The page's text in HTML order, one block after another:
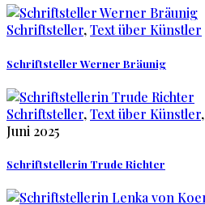
Schriftsteller,Text über Künstler
Schriftsteller Werner Bräunig
Schriftsteller,Text über Künstler,
Juni 2025
Schriftstellerin Trude Richter